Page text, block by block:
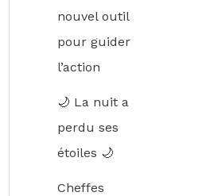
nouvel outil
pour guider
l’action
🌙 La nuit a
perdu ses
étoiles 🌙
Cheffes